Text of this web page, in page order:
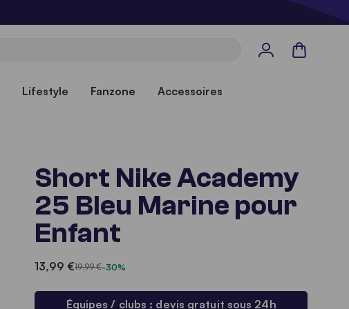
Panier
Lifestyle Fanzone Accessoires
Short Nike Academy
25 Bleu Marine pour
Enfant
13,99 €19,99 €-30%
Équipes / clubs : devis gratuit sous 24h